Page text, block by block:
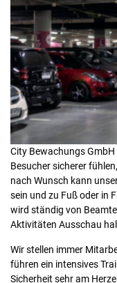
City Bewachungs
Besucher sicherer
nach Wunsch kann
sein und zu Fuß oder in
wird ständig von
Aktivitäten Ausschau
Wir stellen immer
führen ein intensives
Sicherheit sehr am